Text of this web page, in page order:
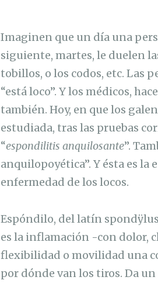
Imaginen que un día una
siguiente, martes, le duelen
tobillos, o los codos, etc. Las
“está loco”. Y los médicos,
también. Hoy, en que los
estudiada, tras las pruebas
“espondilitis anquilosante”.
anquilopoyética”. Y ésta es la
enfermedad de los locos.
Espóndilo, del latín
es la inflamación -con dolor,
flexibilidad o movilidad una
por dónde van los tiros. Da